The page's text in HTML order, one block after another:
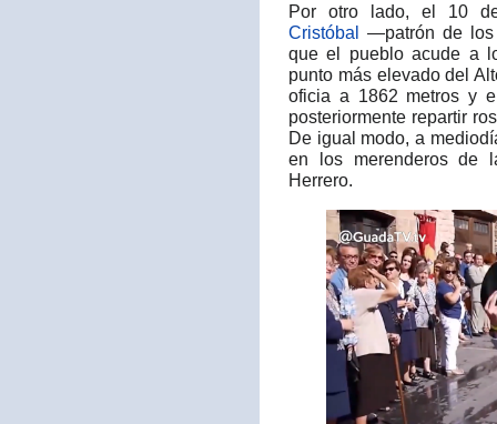
Por otro lado, el 10
Cristóbal —patrón de los
que el pueblo acude a
punto más elevado del
oficia a 1862 metros y
posteriormente repartir
De igual modo, a
en los merenderos de
Herrero.​